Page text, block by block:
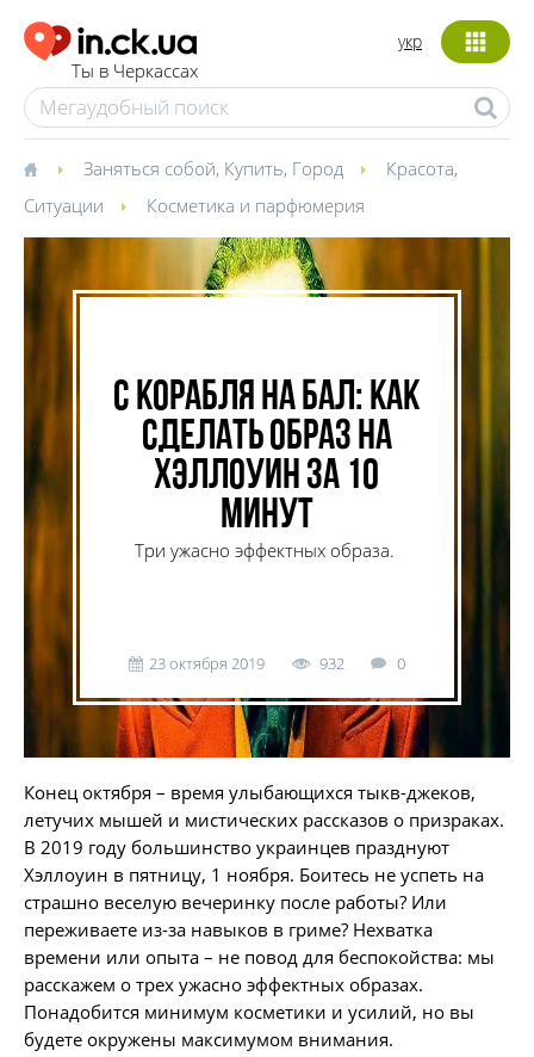
Ты в Черкассах
укр
Заняться собой, Купить, Город Красота,
Ситуации
Косметика и парфюмерия
С корабля на бал: как
сделать образ на
Хэллоуин за 10
минут
Три ужасно эффектных образа.
23 октября 2019 932 0
Конец октября – время улыбающихся тыкв-джеков,
летучих мышей и мистических рассказов о призраках.
В 2019 году большинство украинцев празднуют
Хэллоуин в пятницу, 1 ноября. Боитесь не успеть на
страшно веселую вечеринку после работы? Или
переживаете из-за навыков в гриме? Нехватка
времени или опыта – не повод для беспокойства: мы
расскажем о трех ужасно эффектных образах.
Понадобится минимум косметики и усилий, но вы
будете окружены максимумом внимания.